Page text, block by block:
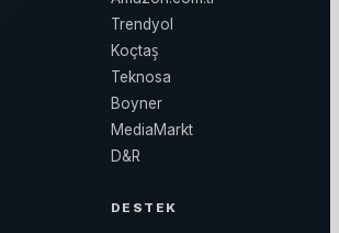
Trendyol
Koçtaş
Teknosa
Boyner
MediaMarkt
D&R
DESTEK